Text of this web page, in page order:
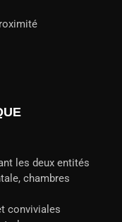
les deux entités
chambres
conviviales